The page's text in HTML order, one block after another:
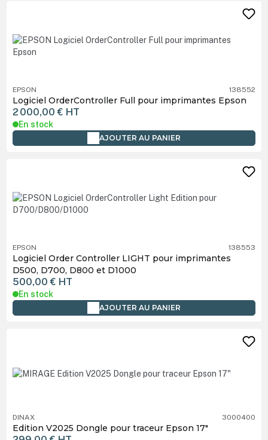
EPSON 138552
Logiciel OrderController Full pour imprimantes Epson
2 000,00 € HT
En stock
AJOUTER AU PANIER
EPSON 138553
Logiciel Order Controller LIGHT pour imprimantes
D500, D700, D800 et D1000
500,00 € HT
En stock
AJOUTER AU PANIER
DINAX 3000400
Edition V2025 Dongle pour traceur Epson 17"